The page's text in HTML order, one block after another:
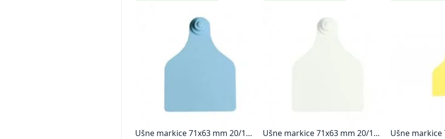
Ušne markice 71x63 mm 20/1
Ušne markice 71x63 mm 20/1
Ušne markice